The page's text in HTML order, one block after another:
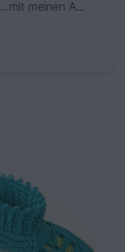
Schmuck und Schmuckdesigne ...mit meinen Anleitungen zeige ich DIR, wie man diesen schönen Schmuck selber herstellen kann.